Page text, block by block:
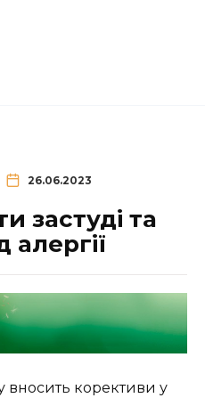
26.06.2023
застуді та
алергії
вносить корективи у